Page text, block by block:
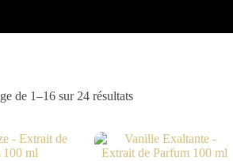
de 1–16 sur 24 résultats